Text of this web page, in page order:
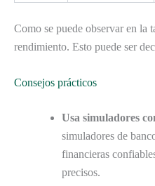
Como se puede observar en la
rendimiento. Esto puede ser
Consejos prácticos
Usa simuladores
simuladores de
financieras
precisos.